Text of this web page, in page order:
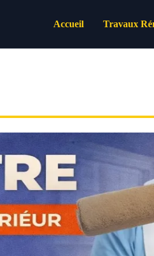
Accueil Travaux